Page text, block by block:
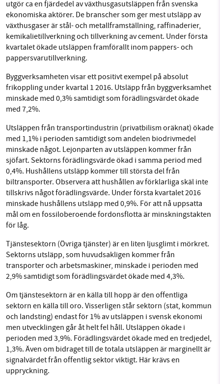
utgör ca en fjärdedel av växthusgasutsläppen från svenska
ekonomiska aktörer. De branscher som ger mest utsläpp av
växthusgaser är stål- och metallframställning, raffinaderier,
kemikalietillverkning och tillverkning av cement. Under första
kvartalet ökade utsläppen framförallt inom pappers- och
pappersvarutillverkning.
Byggverksamheten visar ett positivt exempel på absolut
frikoppling under kvartal 1 2016. Utsläpp från byggverksamhet
minskade med 0,3% samtidigt som förädlingsvärdet ökade
med 7,2%.
Utsläppen från transportindustrin (privatbilism oräknat) ökade
med 1,1% i perioden samtidigt som andelen biodrivmedel
minskade något. Lejonparten av utsläppen kommer från
sjöfart. Sektorns förädlingsvärde ökad i samma period med
0,4%. Hushållens utsläpp kommer till största del från
biltransporter. Observera att hushållen av förklarliga skäl inte
tillskrivs något förädlingsvärde. Under första kvartalet 2016
minskade hushållens utsläpp med 0,9%. För att nå uppsatta
mål om en fossiloberoende fordonsflotta är minskningstakten
för låg.
Tjänstesektorn (Övriga tjänster) är en liten ljusglimt i mörkret.
Sektorns utsläpp, som huvudsakligen kommer från
transporter och arbetsmaskiner, minskade i perioden med
2,9% samtidigt som förädlingsvärdet ökade med 4,3%.
Om tjänstesektorn är en källa till hopp är den offentliga
sektorn en källa till oro. Visserligen står sektorn (stat, kommun
och landsting) endast för 1% av utsläppen i svensk ekonomi
men utvecklingen går åt helt fel håll. Utsläppen ökade i
perioden med 3,9%. Förädlingsvärdet ökade med en tredjedel,
1,3%. Även om bidraget till de totala utsläppen är marginellt är
signalvärdet från offentlig sektor viktigt. Här krävs en
uppryckning.